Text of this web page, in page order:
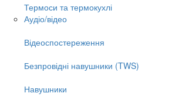
Термоси та термокухлі
Аудіо/відео
Відеоспостереження
Безпровідні навушники (TWS)
Навушники